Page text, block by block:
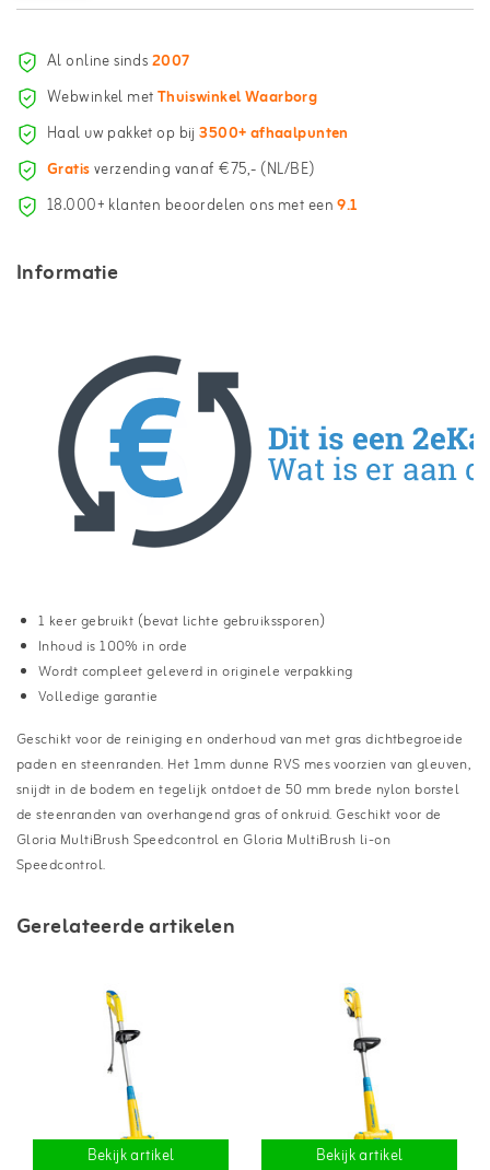
Al online sinds2007
Webwinkel metThuiswinkel Waarborg
Haal uw pakket op bij3500+ afhaalpunten
Gratisverzending vanaf €75,- (NL/BE)
18.000+ klanten beoordelen ons met een9.1
Informatie
1 keer gebruikt (bevat lichte gebruikssporen)
Inhoud is 100% in orde
Wordt compleet geleverd in originele verpakking
Volledige garantie
Geschikt voor de reiniging en onderhoud van met gras dichtbegroeide
paden en steenranden. Het 1mm dunne RVS mes voorzien van gleuven,
snijdt in de bodem en tegelijk ontdoet de 50 mm brede nylon borstel
de steenranden van overhangend gras of onkruid. Geschikt voor de
Gloria MultiBrush Speedcontrol en Gloria MultiBrush li-on
Speedcontrol.
Gerelateerde artikelen
Bekijk artikel
Bekijk artikel